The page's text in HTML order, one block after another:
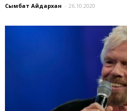
Сымбат Айдархан - 26.10.2020